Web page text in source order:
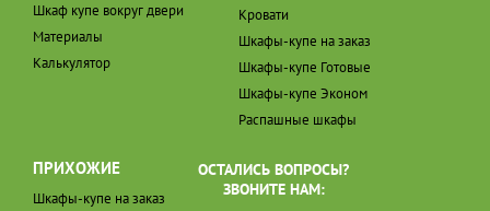
Шкаф купе вокруг двери
Материалы
Калькулятор
Кровати
Шкафы-купе на заказ
Шкафы-купе Готовые
Шкафы-купе Эконом
Распашные шкафы
ПРИХОЖИЕ
Шкафы-купе на заказ
ОСТАЛИСЬ ВОПРОСЫ?
ЗВОНИТЕ НАМ: